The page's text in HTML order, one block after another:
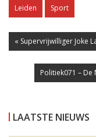
Leiden Sport
« Supervrijwilliger Joke
Politiek071 – De
LAATSTE NIEUWS